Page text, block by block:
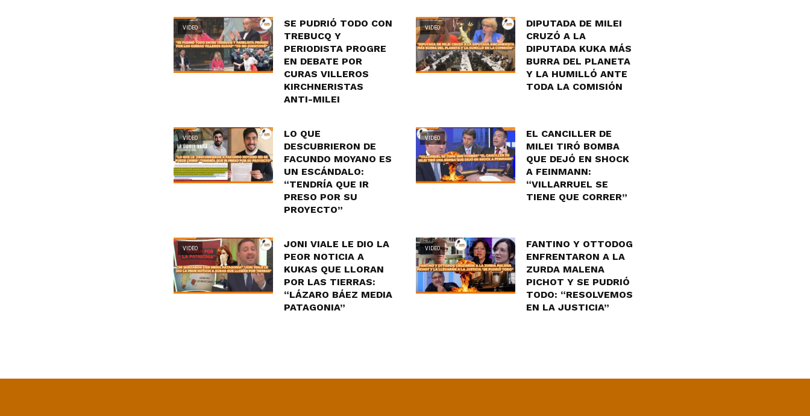
VIDEO
SE PUDRIÓ TODO CON
TREBUCQ Y
PERIODISTA PROGRE
EN DEBATE POR
CURAS VILLEROS
KIRCHNERISTAS
ANTI-MILEI
VIDEO
DIPUTADA DE MILEI
CRUZÓ A LA
DIPUTADA KUKA MÁS
BURRA DEL PLANETA
Y LA HUMILLÓ ANTE
TODA LA COMISIÓN
VIDEO
LO QUE
DESCUBRIERON DE
FACUNDO MOYANO ES
UN ESCÁNDALO:
“TENDRÍA QUE IR
PRESO POR SU
PROYECTO”
VIDEO
EL CANCILLER DE
MILEI TIRÓ BOMBA
QUE DEJÓ EN SHOCK
A FEINMANN:
“VILLARRUEL SE
TIENE QUE CORRER”
VIDEO
JONI VIALE LE DIO LA
PEOR NOTICIA A
KUKAS QUE LLORAN
POR LAS TIERRAS:
“LÁZARO BÁEZ MEDIA
PATAGONIA”
VIDEO
FANTINO Y OTTODOG
ENFRENTARON A LA
ZURDA MALENA
PICHOT Y SE PUDRIÓ
TODO: “RESOLVEMOS
EN LA JUSTICIA”